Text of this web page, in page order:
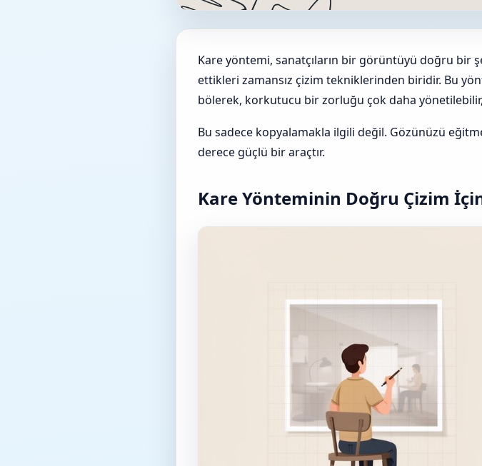
Kare yöntemi, sanatçıların bir görüntüyü doğru bir
ettikleri zamansız çizim tekniklerinden biridir. Bu
bölerek, korkutucu bir zorluğu çok daha
Bu sadece kopyalamakla ilgili değil. Gözünüzü
derece güçlü bir araçtır.
Kare Yönteminin Doğru Çizim